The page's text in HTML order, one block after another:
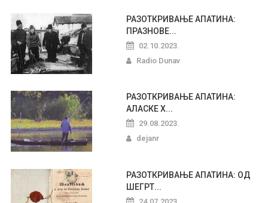
РАЗОТКРИВАЊЕ АПАТИНА:
ПРАЗНОВЕ...
02.10.2023.
Radio Dunav
РАЗОТКРИВАЊЕ АПАТИНА:
АЛАСКЕ Х...
29.08.2023.
dejanr
РАЗОТКРИВАЊЕ АПАТИНА: ОД
ШЕГРТ...